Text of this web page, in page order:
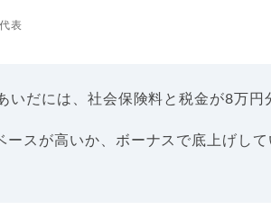
表
だには、社会保険料と税金が8万円
ースが高いか、ボーナスで底上げし